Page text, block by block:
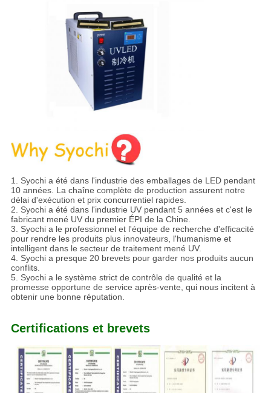
1. Syochi a été dans l'industrie des emballages de LED pendant
10 années. La chaîne complète de production assurent notre
délai d'exécution et prix concurrentiel rapides.
2. Syochi a été dans l'industrie UV pendant 5 années et c'est le
fabricant mené UV du premier ÉPI de la Chine.
3. Syochi a le professionnel et l'équipe de recherche d'efficacité
pour rendre les produits plus innovateurs, l'humanisme et
intelligent dans le secteur de traitement mené UV.
4. Syochi a presque 20 brevets pour garder nos produits aucun
conflits.
5. Syochi a le système strict de contrôle de qualité et la
promesse opportune de service après-vente, qui nous incitent à
obtenir une bonne réputation.
Certifications et brevets